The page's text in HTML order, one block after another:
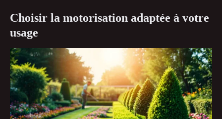
Choisir la motorisation adaptée à votre
usage